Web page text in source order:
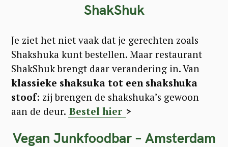
ShakShuk
Je ziet het niet vaak dat je gerechten zoals
Shakshuka kunt bestellen. Maar restaurant
ShakShuk brengt daar verandering in. Van
klassieke shaksuka tot een shakshuka
stoof: zij brengen de shakshuka’s gewoon
aan de deur. Bestel hier >
Vegan Junkfoodbar – Amsterdam